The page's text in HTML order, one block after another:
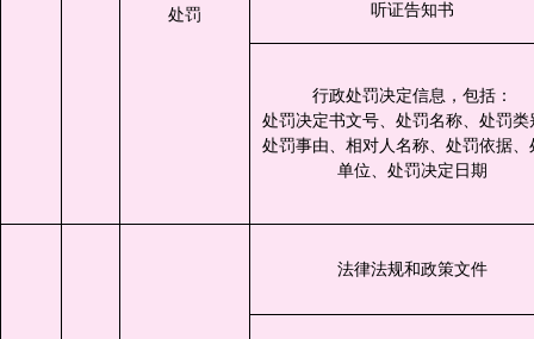
处罚
听证告知书
行政处罚决定信息，包括：
处罚决定书文号、处罚名称、处罚类
处罚事由、相对人名称、处罚依据、
单位、处罚决定日期
法律法规和政策文件